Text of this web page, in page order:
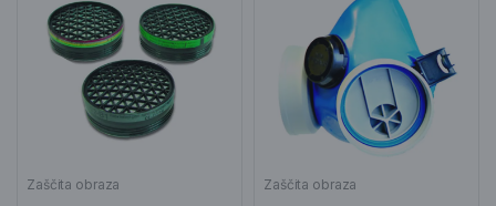
Zaščita obraza Zaščita obraza